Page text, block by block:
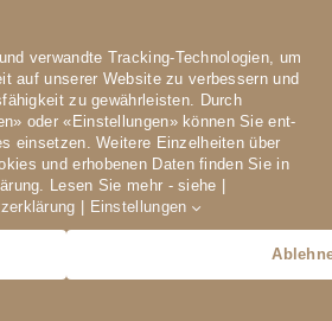
verwandte Tracking-Technologien, um
auf unserer Website zu ver­bessern und
zu gewähr­leisten. Durch
oder «Einstellungen» können Sie ent­
einsetzen. Weitere Einzel­heiten über
und er­hobenen Daten finden Sie in
Lesen Sie mehr - siehe |
Einstellungen